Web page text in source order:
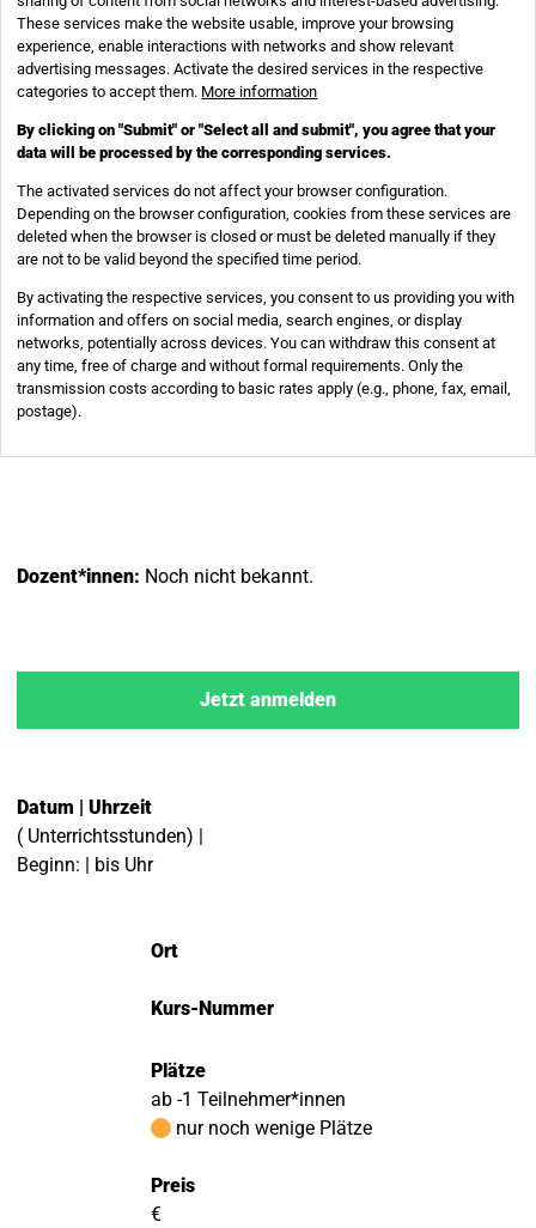
Dozent*innen: Noch nicht bekannt.
Jetzt anmelden
Datum | Uhrzeit
( Unterrichtsstunden) |
Beginn: | bis Uhr
Ort
Kurs-Nummer
Plätze
ab -1 Teilnehmer*innen
nur noch wenige Plätze
Preis
€